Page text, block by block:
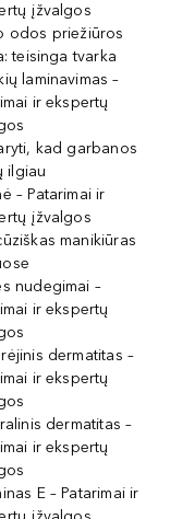
įžvalgos
odos priežiūros
teisinga tvarka
laminavimas –
ir ekspertų
kad garbanos
ilgiau
– Patarimai ir
įžvalgos
manikiūras
nudegimai –
ir ekspertų
dermatitas –
ir ekspertų
dermatitas –
ir ekspertų
E – Patarimai ir